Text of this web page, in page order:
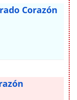
Corazón